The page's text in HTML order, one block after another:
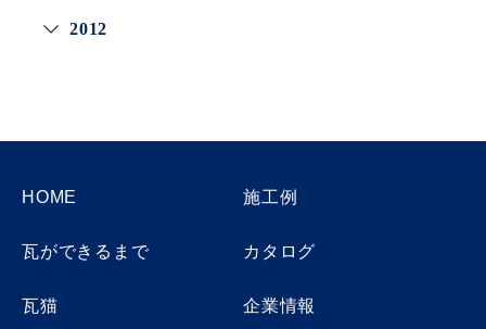
2012
HOME 施工例
瓦ができるまで カタログ
瓦猫 企業情報